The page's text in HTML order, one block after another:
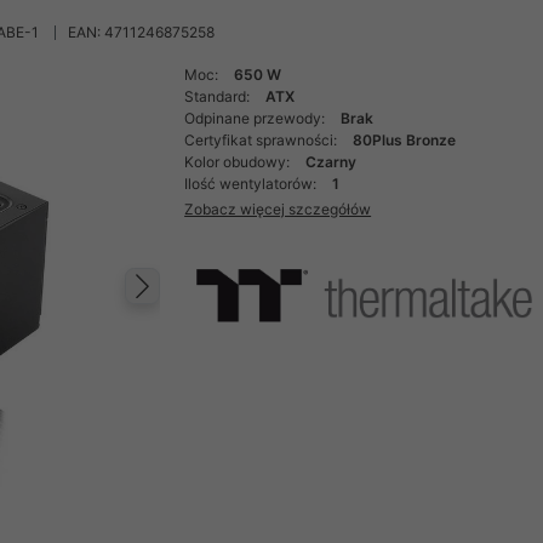
1 EAN: 4711246875258
Następny
Moc:
650 W
Standard:
ATX
Odpinane przewody:
Brak
Certyfikat sprawności:
80Plus Bronze
Kolor obudowy:
Czarny
Ilość wentylatorów:
1
Zobacz więcej szczegółów